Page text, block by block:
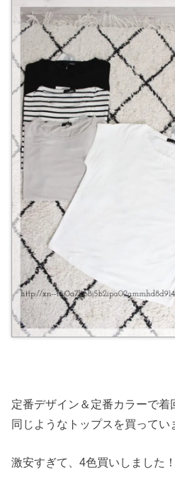
定番デザイン＆定番カラーで
同じようなトップスを買ってい
激安すぎて、4色買いしました！